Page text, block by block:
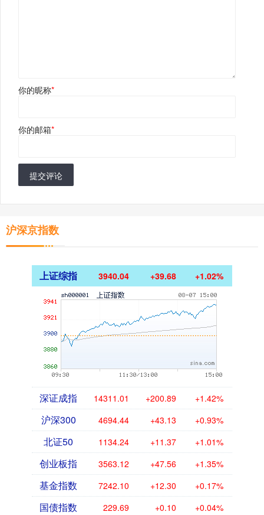
你的昵称*
你的邮箱*
提交评论
沪深京指数
上证综指 3940.04 +39.68 +1.02%
深证成指 14311.01 +200.89 +1.42%
沪深300 4694.44 +43.13 +0.93%
北证50 1134.24 +11.37 +1.01%
创业板指 3563.12 +47.56 +1.35%
基金指数 7242.10 +12.30 +0.17%
国债指数 229.69 +0.10 +0.04%